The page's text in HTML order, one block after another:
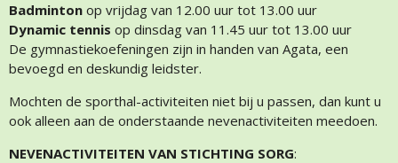
Badminton op vrijdag van 12.00 uur tot 13.00 uur
Dynamic tennis op dinsdag van 11.45 uur tot 13.00 uur
De gymnastiekoefeningen zijn in handen van Agata, een
bevoegd en deskundig leidster.
Mochten de sporthal-activiteiten niet bij u passen, dan kunt u
ook alleen aan de onderstaande nevenactiviteiten meedoen.
NEVENACTIVITEITEN VAN STICHTING SORG: